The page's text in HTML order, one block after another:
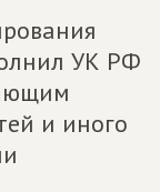
УК РФ
и иного